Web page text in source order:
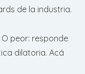
de la industria.
peor: responde
dilatoria. Acá